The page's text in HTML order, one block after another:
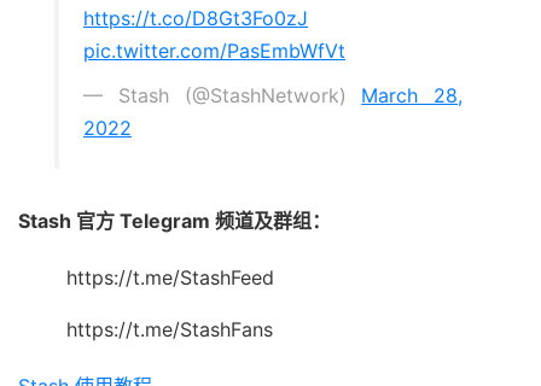
https://t.co/D8Gt3Fo0zJ
pic.twitter.com/PasEmbWfVt
— Stash (@StashNetwork) March 28,
2022
Stash 官方 Telegram 频道及群组：
https://t.me/StashFeed
https://t.me/StashFans